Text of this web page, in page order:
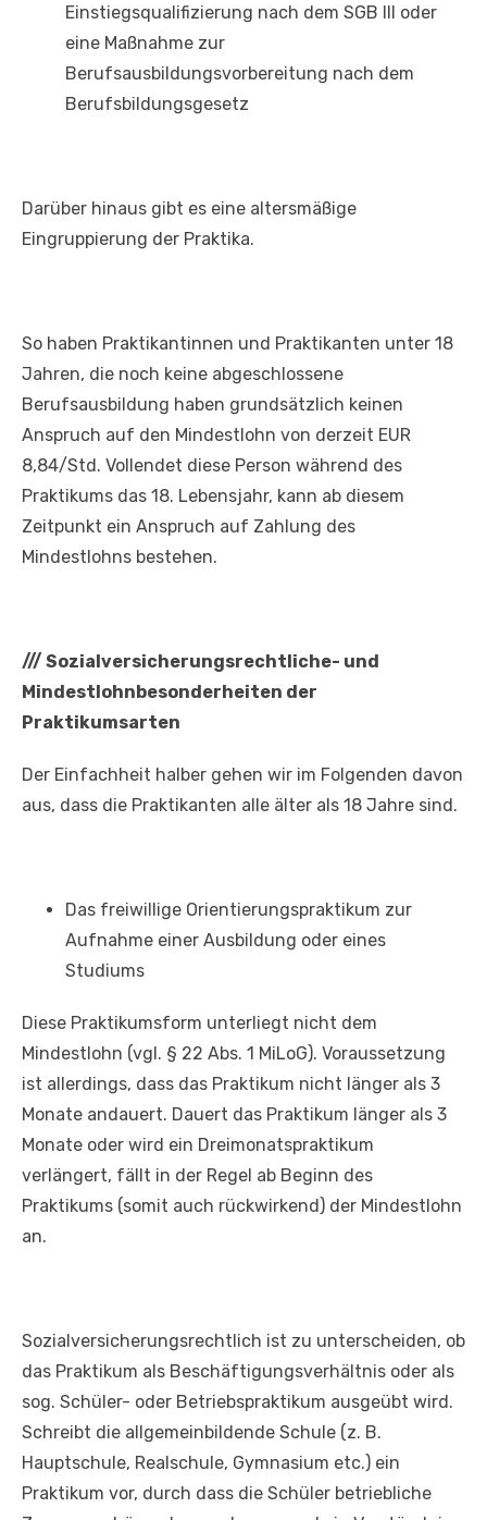
Einstiegsqualifizierung nach dem SGB III oder
eine Maßnahme zur
Berufsausbildungsvorbereitung nach dem
Berufsbildungsgesetz
Darüber hinaus gibt es eine altersmäßige
Eingruppierung der Praktika.
So haben Praktikantinnen und Praktikanten unter 18
Jahren, die noch keine abgeschlossene
Berufsausbildung haben grundsätzlich keinen
Anspruch auf den Mindestlohn von derzeit EUR
8,84/Std. Vollendet diese Person während des
Praktikums das 18. Lebensjahr, kann ab diesem
Zeitpunkt ein Anspruch auf Zahlung des
Mindestlohns bestehen.
/// Sozialversicherungsrechtliche- und
Mindestlohnbesonderheiten der
Praktikumsarten
Der Einfachheit halber gehen wir im Folgenden davon
aus, dass die Praktikanten alle älter als 18 Jahre sind.
Das freiwillige Orientierungspraktikum zur
Aufnahme einer Ausbildung oder eines
Studiums
Diese Praktikumsform unterliegt nicht dem
Mindestlohn (vgl. § 22 Abs. 1 MiLoG). Voraussetzung
ist allerdings, dass das Praktikum nicht länger als 3
Monate andauert. Dauert das Praktikum länger als 3
Monate oder wird ein Dreimonatspraktikum
verlängert, fällt in der Regel ab Beginn des
Praktikums (somit auch rückwirkend) der Mindestlohn
an.
Sozialversicherungsrechtlich ist zu unterscheiden, ob
das Praktikum als Beschäftigungsverhältnis oder als
sog. Schüler- oder Betriebspraktikum ausgeübt wird.
Schreibt die allgemeinbildende Schule (z. B.
Hauptschule, Realschule, Gymnasium etc.) ein
Praktikum vor, durch dass die Schüler betriebliche